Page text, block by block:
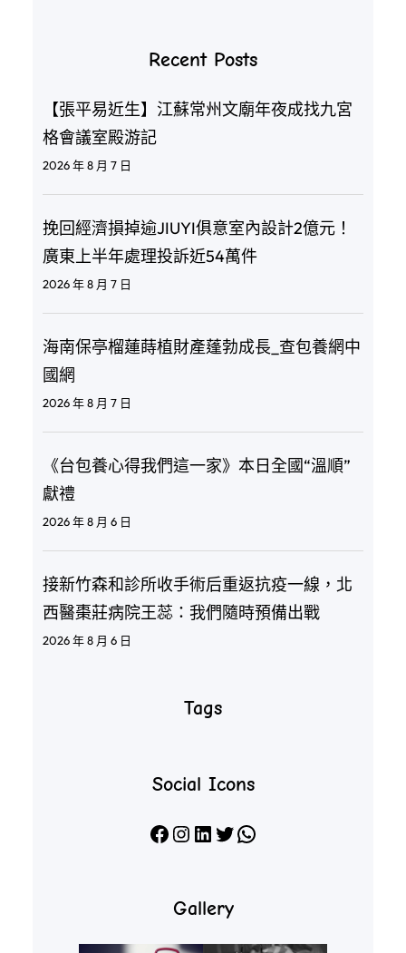
Recent Posts
【張平易近生】江蘇常州文廟年夜成找九宮
格會議室殿游記
2026 年 8 月 7 日
挽回經濟損掉逾JIUYI俱意室內設計2億元！
廣東上半年處理投訴近54萬件
2026 年 8 月 7 日
海南保亭榴蓮蒔植財產蓬勃成長_查包養網中
國網
2026 年 8 月 7 日
《台包養心得我們這一家》本日全國“溫順”
獻禮
2026 年 8 月 6 日
接新竹森和診所收手術后重返抗疫一線，北
西醫棗莊病院王蕊：我們隨時預備出戰
2026 年 8 月 6 日
Tags
Social Icons
Facebook Instagram LinkedIn X WhatsApp
Gallery